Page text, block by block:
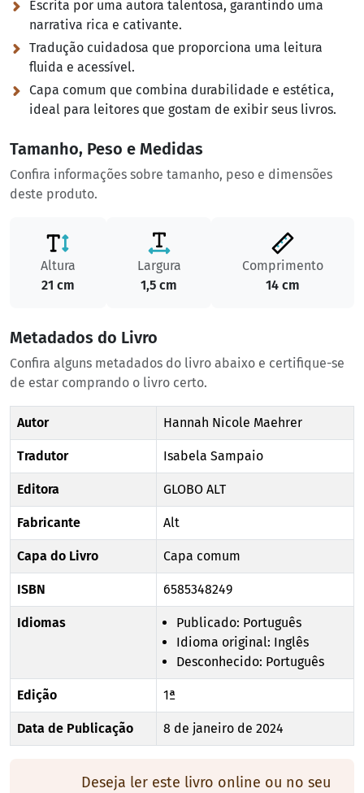
Escrita por uma autora talentosa, garantindo uma
narrativa rica e cativante.
Tradução cuidadosa que proporciona uma leitura
fluida e acessível.
Capa comum que combina durabilidade e estética,
ideal para leitores que gostam de exibir seus livros.
Tamanho, Peso e Medidas
Confira informações sobre tamanho, peso e dimensões
deste produto.
Altura
21 cm
Largura
1,5 cm
Comprimento
14 cm
Metadados do Livro
Confira alguns metadados do livro abaixo e certifique-se
de estar comprando o livro certo.
Autor Hannah Nicole Maehrer
Tradutor Isabela Sampaio
Editora GLOBO ALT
Fabricante Alt
Capa do Livro Capa comum
ISBN 6585348249
Idiomas
Publicado: Português
Idioma original: Inglês
Desconhecido: Português
Edição 1ª
Data de Publicação 8 de janeiro de 2024
Deseja ler este livro online ou no seu